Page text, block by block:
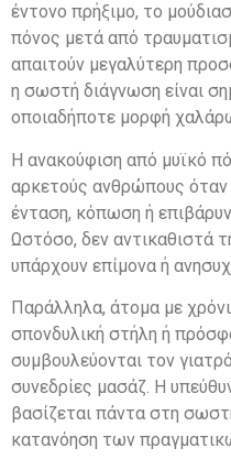
έντονο πρήξιμο, το
πόνος μετά από
απαιτούν μεγαλύτερη
η σωστή διάγνωση είναι
οποιαδήποτε μορφή
Η ανακούφιση από μυϊκό
αρκετούς ανθρώπους όταν
ένταση, κόπωση ή
Ωστόσο, δεν αντικαθιστά
υπάρχουν επίμονα ή
Παράλληλα, άτομα με
σπονδυλική στήλη ή
συμβουλεύονται τον
συνεδρίες μασάζ. Η
βασίζεται πάντα στη
κατανόηση των